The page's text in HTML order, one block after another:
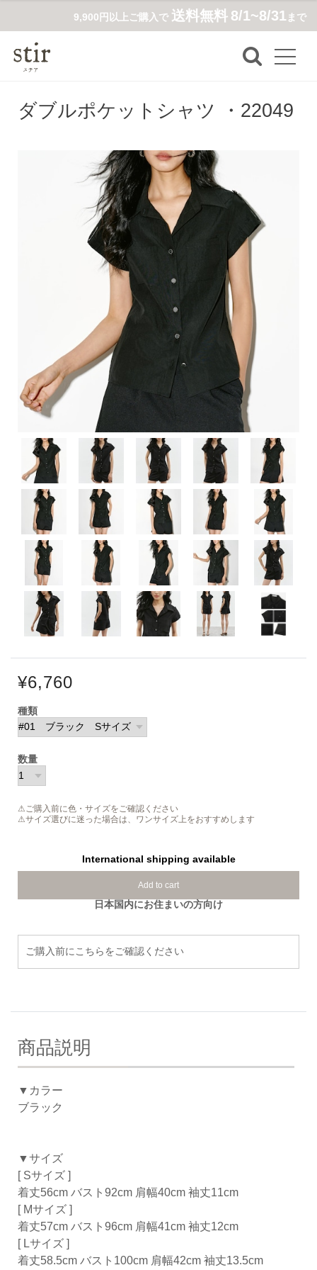
9,900円以上ご購入で 送料無料 8/1~8/31まで
ダブルポケットシャツ ・22049
¥6,760
種類
数量
⚠ご購入前に色・サイズをご確認ください
⚠サイズ選びに迷った場合は、ワンサイズ上をおすすめします
International shipping available
Add to cart
日本国内にお住まいの方向け
ご購入前にこちらをご確認ください
商品説明
▼カラー
ブラック
▼サイズ
[ Sサイズ ]
着丈56cm バスト92cm 肩幅40cm 袖丈11cm
[ Mサイズ ]
着丈57cm バスト96cm 肩幅41cm 袖丈12cm
[ Lサイズ ]
着丈58.5cm バスト100cm 肩幅42cm 袖丈13.5cm